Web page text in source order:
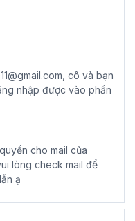
cô và bạn
nhập được vào phần
cho mail của
lòng check mail để
ạ